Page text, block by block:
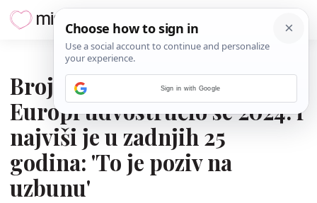
Broj slučajeva ospica u
Europi udvostručio se 2024. i
najviši je u zadnjih 25
godina: 'To je poziv na
uzbunu'
Sign in with Google